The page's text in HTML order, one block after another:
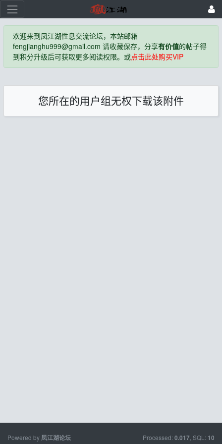
欢迎来到凤江湖性息交流论坛，本站邮箱
fengjianghu999@gmail.com 请收藏保存，分享有价值的帖子得
到积分升级后可获取更多阅读权限。或点击此处购买VIP
您所在的用户组无权下载该附件
Powered by 凤江湖论坛 Processed: 0.017 , SQL: 10